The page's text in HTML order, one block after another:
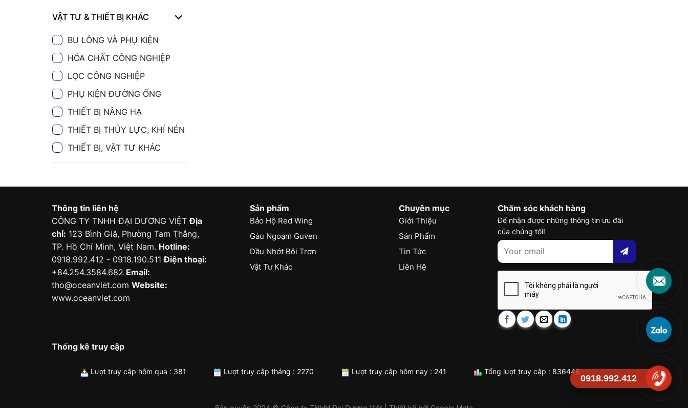
VẬT TƯ & THIẾT BỊ KHÁC
BU LÔNG VÀ PHỤ KIỆN
HÓA CHẤT CÔNG NGHIỆP
LỌC CÔNG NGHIỆP
PHỤ KIỆN ĐƯỜNG ỐNG
THIẾT BỊ NÂNG HẠ
THIẾT BỊ THỦY LỰC, KHÍ NÉN
THIẾT BỊ, VẬT TƯ KHÁC
Thông tin liên hệ
CÔNG TY TNHH ĐẠI DƯƠNG VIỆTĐịa
chỉ: 123 Bình Giã, Phường Tam Thắng,
TP. Hồ Chí Minh, Việt Nam. Hotline:
0918.992.412 - 0918.190.511Điện thoại:
+84.254.3584.682 Email:
tho@oceanviet.com Website:
www.oceanviet.com
Sản phẩm
Bảo Hộ Red Wing
Gàu Ngoạm Guven
Dầu Nhớt Bôi Trơn
Vật Tư Khác
Chuyên mục
Giới Thiệu
Sản Phẩm
Tin Tức
Liên Hệ
Chăm sóc khách hàng
Để nhận được những thông tin ưu đãi
của chúng tôi!
Thống kê truy cập
Lượt truy cập hôm qua : 381 Lượt truy cập tháng : 2270 Lượt truy cập hôm nay : 241 Tổng lượt truy cập : 836446
0918.992.412